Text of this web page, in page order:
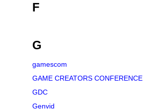
F
G
gamescom
GAME CREATORS CONFERENCE
GDC
Genvid